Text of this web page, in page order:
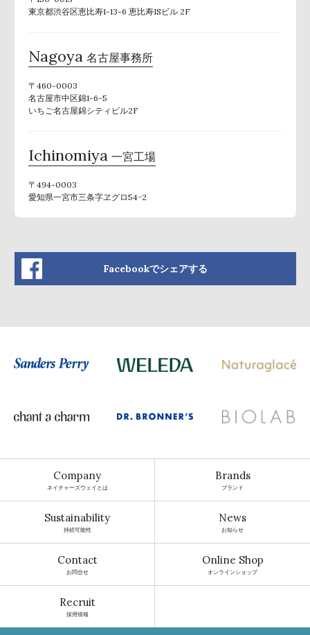
東京都渋谷区恵比寿1-13-6 恵比寿ISビル 2F
Nagoya 名古屋事務所
〒460-0003
名古屋市中区錦1-6-5
いちご名古屋錦シティビル2F
Ichinomiya 一宮工場
〒494-0003
愛知県一宮市三条字ヱグロ54−2
Facebookでシェアする
Company
ネイチャーズウェイとは
Brands
ブランド
Sustainability
持続可能性
News
お知らせ
Contact
お問合せ
Online Shop
オンラインショップ
Recruit
採用情報